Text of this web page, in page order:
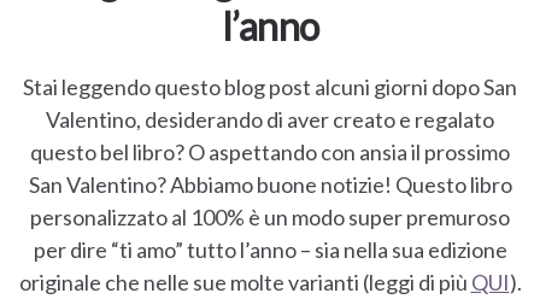
l’anno
Stai leggendo questo blog post alcuni giorni dopo San
Valentino, desiderando di aver creato e regalato
questo bel libro? O aspettando con ansia il prossimo
San Valentino? Abbiamo buone notizie! Questo libro
personalizzato al 100% è un modo super premuroso
per dire “ti amo” tutto l’anno – sia nella sua edizione
originale che nelle sue molte varianti (leggi di più QUI).